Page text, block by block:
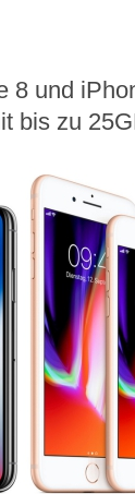
8 und
bis zu